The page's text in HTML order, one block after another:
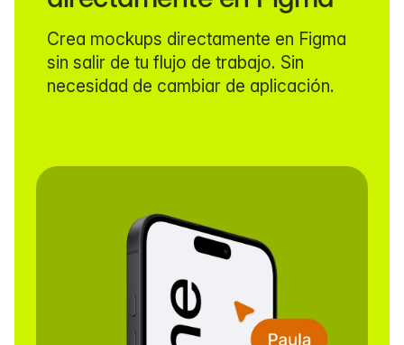
Crea mockups directamente en Figma
sin salir de tu flujo de trabajo. Sin
necesidad de cambiar de aplicación.